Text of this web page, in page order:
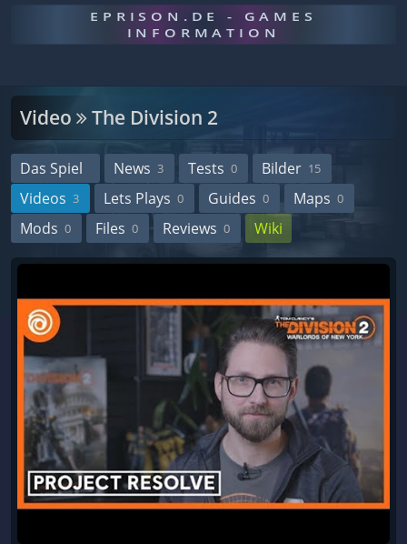
EPRISON.DE - GAMES
INFORMATION
Video The Division 2
Das Spiel News 3 Tests 0 Bilder 15
Videos 3 Lets Plays 0 Guides 0 Maps 0
Mods 0 Files 0 Reviews 0 Wiki